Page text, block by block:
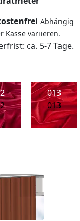
Abhängig
Kasse variieren.
ca. 5-7 Tage.
013
013